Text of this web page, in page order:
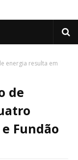
energia resulta em
de
Fundão